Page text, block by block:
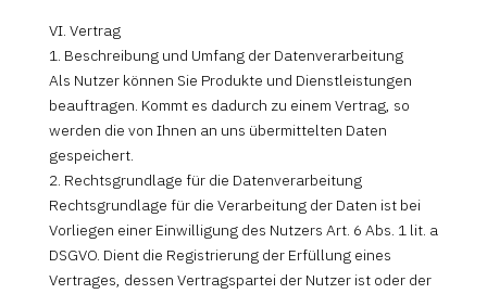
VI. Vertrag
1. Beschreibung und Umfang der Datenverarbeitung
Als Nutzer können Sie Produkte und Dienstleistungen
beauftragen. Kommt es dadurch zu einem Vertrag, so
werden die von Ihnen an uns übermittelten Daten
gespeichert.
2. Rechtsgrundlage für die Datenverarbeitung
Rechtsgrundlage für die Verarbeitung der Daten ist bei
Vorliegen einer Einwilligung des Nutzers Art. 6 Abs. 1 lit. a
DSGVO. Dient die Registrierung der Erfüllung eines
Vertrages, dessen Vertragspartei der Nutzer ist oder der